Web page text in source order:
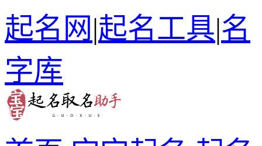
起名网|起名工具|名
字库